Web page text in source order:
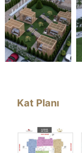
Kat Planı